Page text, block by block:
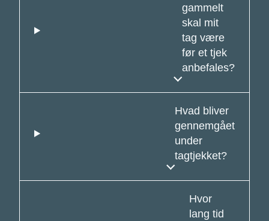
gammelt
skal mit
tag være
før et tjek
anbefales?
Hvad bliver
gennemgået
under
tagtjekket?
Hvor
lang tid